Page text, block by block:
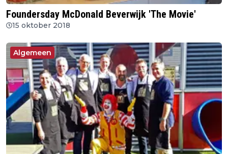
Foundersday McDonald Beverwijk 'The Movie'
15 oktober 2018
Algemeen